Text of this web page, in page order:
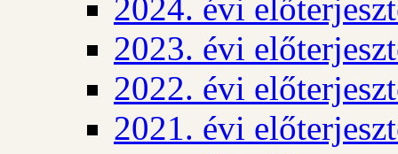
2024. évi
2023. évi
2022. évi
2021. évi